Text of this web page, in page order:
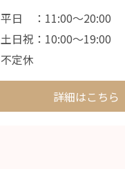
平日 ：11:00〜20:00
土日祝：10:00〜19:00
不定休
詳細はこちら